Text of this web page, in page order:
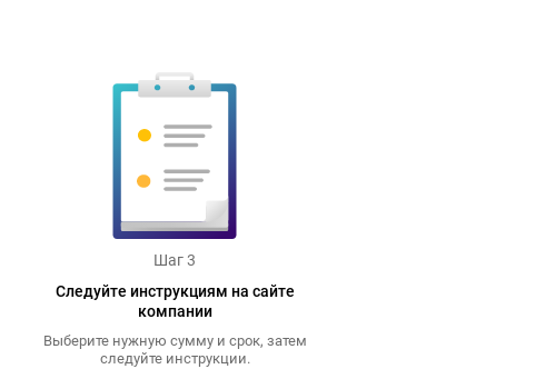
Шаг 3
Следуйте инструкциям на сайте
компании
Выберите нужную сумму и срок, затем
следуйте инструкции.